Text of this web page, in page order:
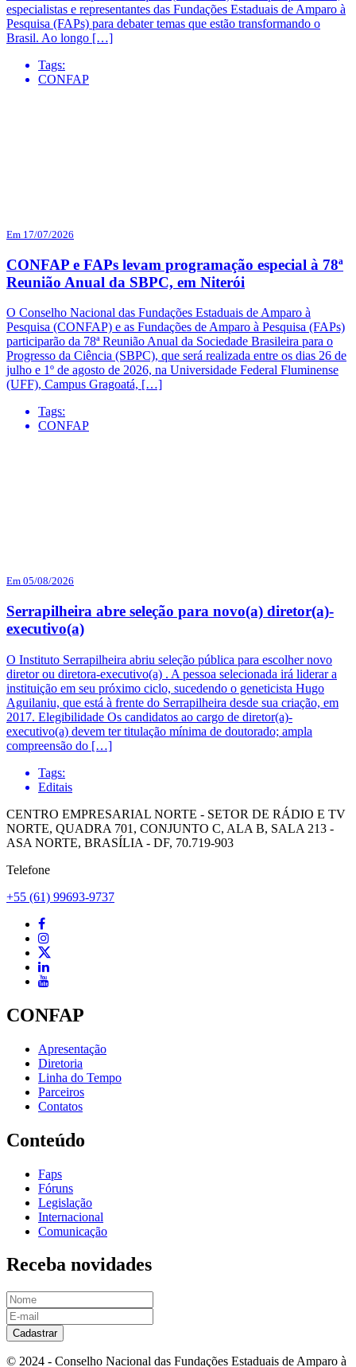
especialistas e representantes das Fundações Estaduais de Amparo à
Pesquisa (FAPs) para debater temas que estão transformando o
Brasil. Ao longo […]
Tags:
CONFAP
Em 17/07/2026
CONFAP e FAPs levam programação especial à 78ª
Reunião Anual da SBPC, em Niterói
O Conselho Nacional das Fundações Estaduais de Amparo à
Pesquisa (CONFAP) e as Fundações de Amparo à Pesquisa (FAPs)
participarão da 78ª Reunião Anual da Sociedade Brasileira para o
Progresso da Ciência (SBPC), que será realizada entre os dias 26 de
julho e 1º de agosto de 2026, na Universidade Federal Fluminense
(UFF), Campus Gragoatá, […]
Tags:
CONFAP
Em 05/08/2026
Serrapilheira abre seleção para novo(a) diretor(a)-
executivo(a)
O Instituto Serrapilheira abriu seleção pública para escolher novo
diretor ou diretora-executivo(a) . A pessoa selecionada irá liderar a
instituição em seu próximo ciclo, sucedendo o geneticista Hugo
Aguilaniu, que está à frente do Serrapilheira desde sua criação, em
2017. Elegibilidade Os candidatos ao cargo de diretor(a)-
executivo(a) devem ter titulação mínima de doutorado; ampla
compreensão do […]
Tags:
Editais
CENTRO EMPRESARIAL NORTE - SETOR DE RÁDIO E TV
NORTE, QUADRA 701, CONJUNTO C, ALA B, SALA 213 -
ASA NORTE, BRASÍLIA - DF, 70.719-903
Telefone
+55 (61) 99693-9737
CONFAP
Apresentação
Diretoria
Linha do Tempo
Parceiros
Contatos
Conteúdo
Faps
Fóruns
Legislação
Internacional
Comunicação
Receba novidades
Cadastrar
© 2024 - Conselho Nacional das Fundações Estaduais de Amparo à